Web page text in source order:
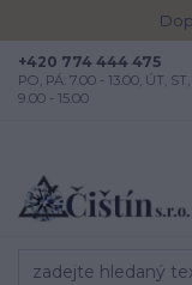
+420 774 444 475
PO, PÁ: 7.00 - 13.00, ÚT, ST,
9.00 - 15.00